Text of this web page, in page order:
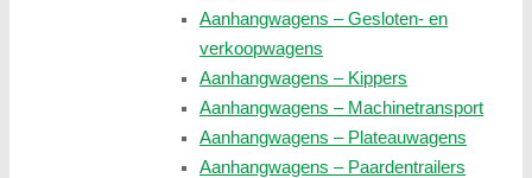
Aanhangwagens – Gesloten- en
verkoopwagens
Aanhangwagens – Kippers
Aanhangwagens – Machinetransport
Aanhangwagens – Plateauwagens
Aanhangwagens – Paardentrailers